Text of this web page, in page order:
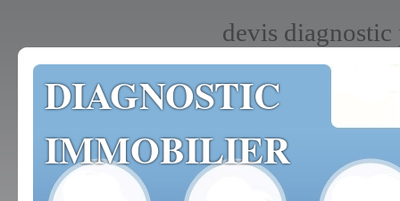
devis
DIAGNOSTIC
IMMOBILIER